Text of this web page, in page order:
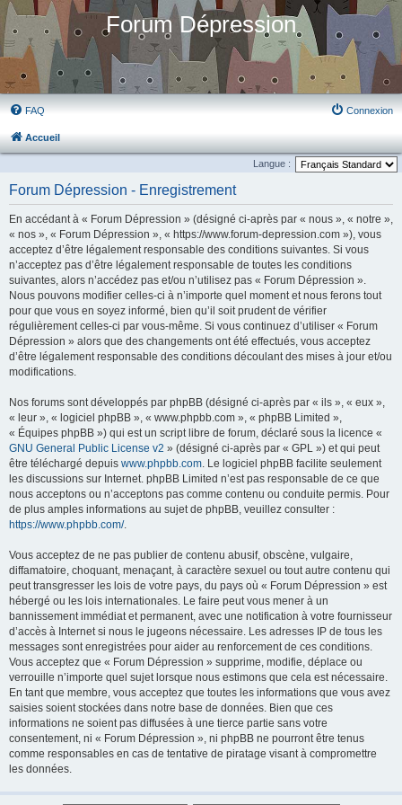
Forum Dépression
FAQ Connexion
Accueil
Langue :
Forum Dépression - Enregistrement
En accédant à « Forum Dépression » (désigné ci-après par « nous », « notre »,
« nos », « Forum Dépression », « https://www.forum-depression.com »), vous
acceptez d’être légalement responsable des conditions suivantes. Si vous
n’acceptez pas d’être légalement responsable de toutes les conditions
suivantes, alors n’accédez pas et/ou n’utilisez pas « Forum Dépression ».
Nous pouvons modifier celles-ci à n’importe quel moment et nous ferons tout
pour que vous en soyez informé, bien qu’il soit prudent de vérifier
régulièrement celles-ci par vous-même. Si vous continuez d’utiliser « Forum
Dépression » alors que des changements ont été effectués, vous acceptez
d’être légalement responsable des conditions découlant des mises à jour et/ou
modifications.
Nos forums sont développés par phpBB (désigné ci-après par « ils », « eux »,
« leur », « logiciel phpBB », « www.phpbb.com », « phpBB Limited »,
« Équipes phpBB ») qui est un script libre de forum, déclaré sous la licence «
GNU General Public License v2 » (désigné ci-après par « GPL ») et qui peut
être téléchargé depuis www.phpbb.com. Le logiciel phpBB facilite seulement
les discussions sur Internet. phpBB Limited n’est pas responsable de ce que
nous acceptons ou n’acceptons pas comme contenu ou conduite permis. Pour
de plus amples informations au sujet de phpBB, veuillez consulter :
https://www.phpbb.com/.
Vous acceptez de ne pas publier de contenu abusif, obscène, vulgaire,
diffamatoire, choquant, menaçant, à caractère sexuel ou tout autre contenu qui
peut transgresser les lois de votre pays, du pays où « Forum Dépression » est
hébergé ou les lois internationales. Le faire peut vous mener à un
bannissement immédiat et permanent, avec une notification à votre fournisseur
d’accès à Internet si nous le jugeons nécessaire. Les adresses IP de tous les
messages sont enregistrées pour aider au renforcement de ces conditions.
Vous acceptez que « Forum Dépression » supprime, modifie, déplace ou
verrouille n’importe quel sujet lorsque nous estimons que cela est nécessaire.
En tant que membre, vous acceptez que toutes les informations que vous avez
saisies soient stockées dans notre base de données. Bien que ces
informations ne soient pas diffusées à une tierce partie sans votre
consentement, ni « Forum Dépression », ni phpBB ne pourront être tenus
comme responsables en cas de tentative de piratage visant à compromettre
les données.